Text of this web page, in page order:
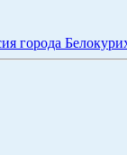
города